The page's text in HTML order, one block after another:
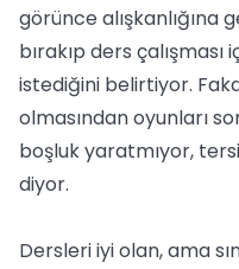
görünce alışkanlığına
bırakıp ders çalışması
istediğini belirtiyor.
olmasından oyunları
boşluk yaratmıyor,
diyor.
Dersleri iyi olan, ama